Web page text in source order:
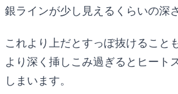
銀ラインが少し見えるくらいの深
これより上だとすっぽ抜けること
より深く挿しこみ過ぎるとヒート
しまいます。